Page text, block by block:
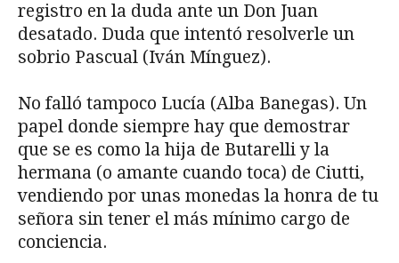
registro en la duda ante un Don Juan
desatado. Duda que intentó resolverle un
sobrio Pascual (Iván Mínguez).
No falló tampoco Lucía (Alba Banegas). Un
papel donde siempre hay que demostrar
que se es como la hija de Butarelli y la
hermana (o amante cuando toca) de Ciutti,
vendiendo por unas monedas la honra de tu
señora sin tener el más mínimo cargo de
conciencia.